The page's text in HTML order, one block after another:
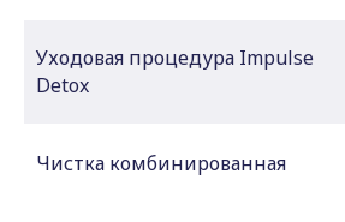
Уходовая процедура Impulse
Detox
Чистка комбинированная